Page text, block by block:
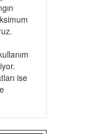
ise